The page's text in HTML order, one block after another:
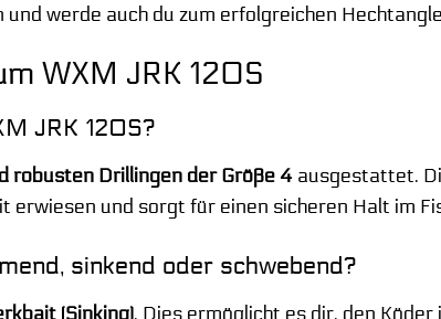
werde auch du zum erfolgreichen
WXM JRK 120S
JRK 120S?
robusten Drillingen der Größe 4 ausgestattet.
und sorgt für einen sicheren Halt im
sinkend oder schwebend?
(Sinking). Dies ermöglicht es dir, den